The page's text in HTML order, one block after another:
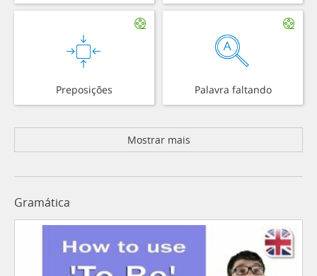
Preposições Palavra faltando
Mostrar mais
Gramática